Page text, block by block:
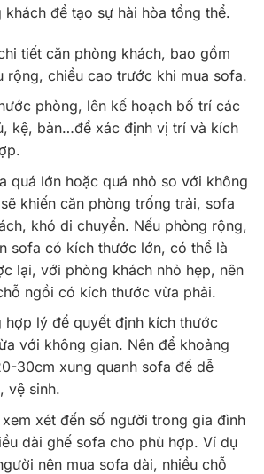
để tạo sự hài hòa tổng thể.
tiết căn phòng khách, bao gồm
rộng, chiều cao trước khi mua sofa.
phòng, lên kế hoạch bố trí các
kệ, bàn…để xác định vị trí và kích
quá lớn hoặc quá nhỏ so với không
khiến căn phòng trống trải, sofa
khó di chuyển. Nếu phòng rộng,
sofa có kích thước lớn, có thể là
lại, với phòng khách nhỏ hẹp, nên
ngồi có kích thước vừa phải.
hợp lý để quyết định kích thước
với không gian. Nên để khoảng
30cm xung quanh sofa để dễ
vệ sinh.
xét đến số người trong gia đình
dài ghế sofa cho phù hợp. Ví dụ
nên mua sofa dài, nhiều chỗ